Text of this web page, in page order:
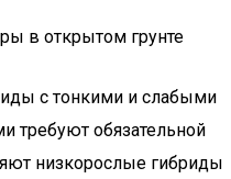
в открытом грунте
с тонкими и слабыми
требуют обязательной
низкорослые гибриды